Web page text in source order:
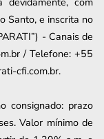
Santo, e inscrita no
- Canais de
/ Telefone: +55
cfi.com.br.
consignado: prazo
Valor mínimo de